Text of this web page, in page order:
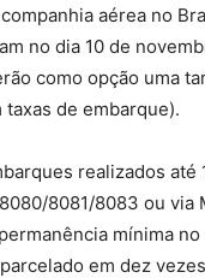
aérea no
no dia 10 de
como opção uma
de embarque).
realizados
8081/8083 ou via
mínima
em dez